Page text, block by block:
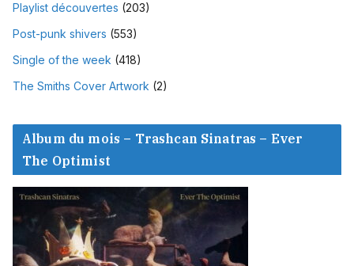
Playlist découvertes (203)
Post-punk shivers (553)
Single of the week (418)
The Smiths Cover Artwork (2)
Album du mois – Trashcan Sinatras – Ever
The Optimist